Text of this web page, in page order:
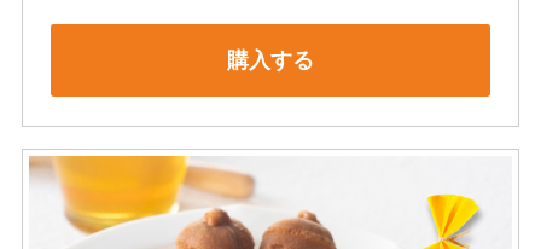
購入する